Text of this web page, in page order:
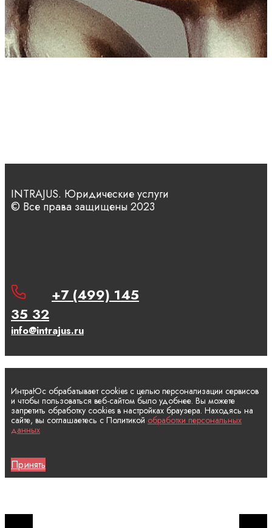
INTRAJUS. Юридические услуги
© Все права защищены 2023
+7 (499) 145
35 32
info@intrajus.ru
ИнтраЮс обрабатывает cookies с целью персонализации сервисов
и чтобы пользоваться веб-сайтом было удобнее. Вы можете
запретить обработку cookies в настройках браузера. Находясь на
сайте, вы соглашаетесь с Политикой обработки персональных
данных
Принять